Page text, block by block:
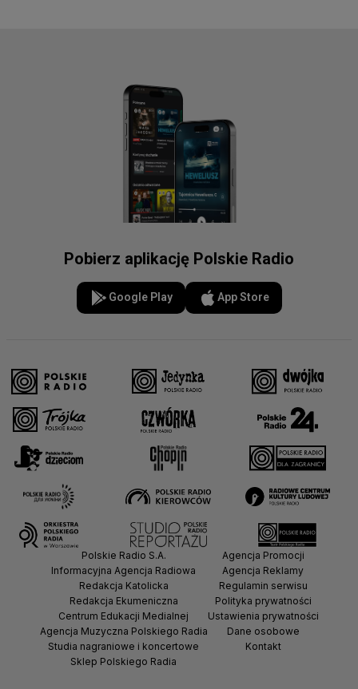
Pobierz aplikację Polskie Radio
Google Play App Store
Polskie Radio S.A.
Informacyjna Agencja Radiowa
Redakcja Katolicka
Redakcja Ekumeniczna
Centrum Edukacji Medialnej
Agencja Muzyczna Polskiego Radia
Studia nagraniowe i koncertowe
Sklep Polskiego Radia
Agencja Promocji
Agencja Reklamy
Regulamin serwisu
Polityka prywatności
Ustawienia prywatności
Dane osobowe
Kontakt